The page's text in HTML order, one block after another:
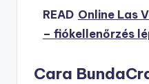
READ Online Las
– fiókellenőrzés
Cara